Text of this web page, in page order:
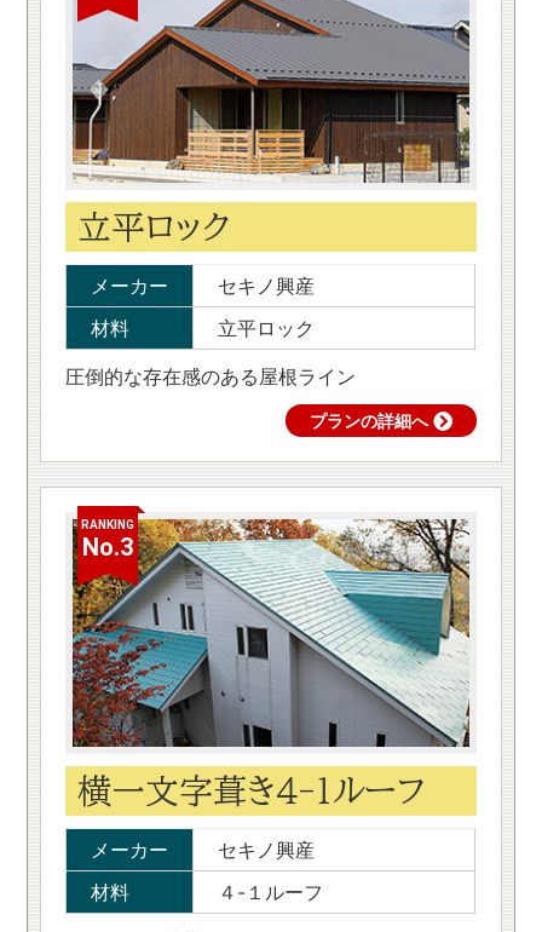
立平ロック
メーカー
セキノ興産
材料
立平ロック
圧倒的な存在感のある屋根ライン
プランの詳細へ
横一文字葺き４-１ルーフ
メーカー
セキノ興産
材料
４-１ルーフ
RANKING
No.3